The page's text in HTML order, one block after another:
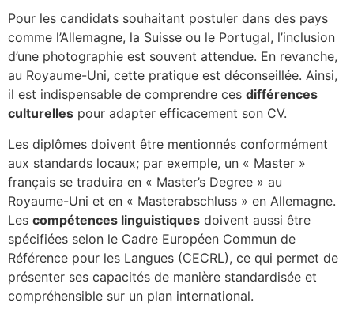
Pour les candidats souhaitant postuler dans des pays
comme l’Allemagne, la Suisse ou le Portugal, l’inclusion
d’une photographie est souvent attendue. En revanche,
au Royaume-Uni, cette pratique est déconseillée. Ainsi,
il est indispensable de comprendre ces différences
culturelles pour adapter efficacement son CV.
Les diplômes doivent être mentionnés conformément
aux standards locaux; par exemple, un « Master »
français se traduira en « Master’s Degree » au
Royaume-Uni et en « Masterabschluss » en Allemagne.
Les compétences linguistiques doivent aussi être
spécifiées selon le Cadre Européen Commun de
Référence pour les Langues (CECRL), ce qui permet de
présenter ses capacités de manière standardisée et
compréhensible sur un plan international.